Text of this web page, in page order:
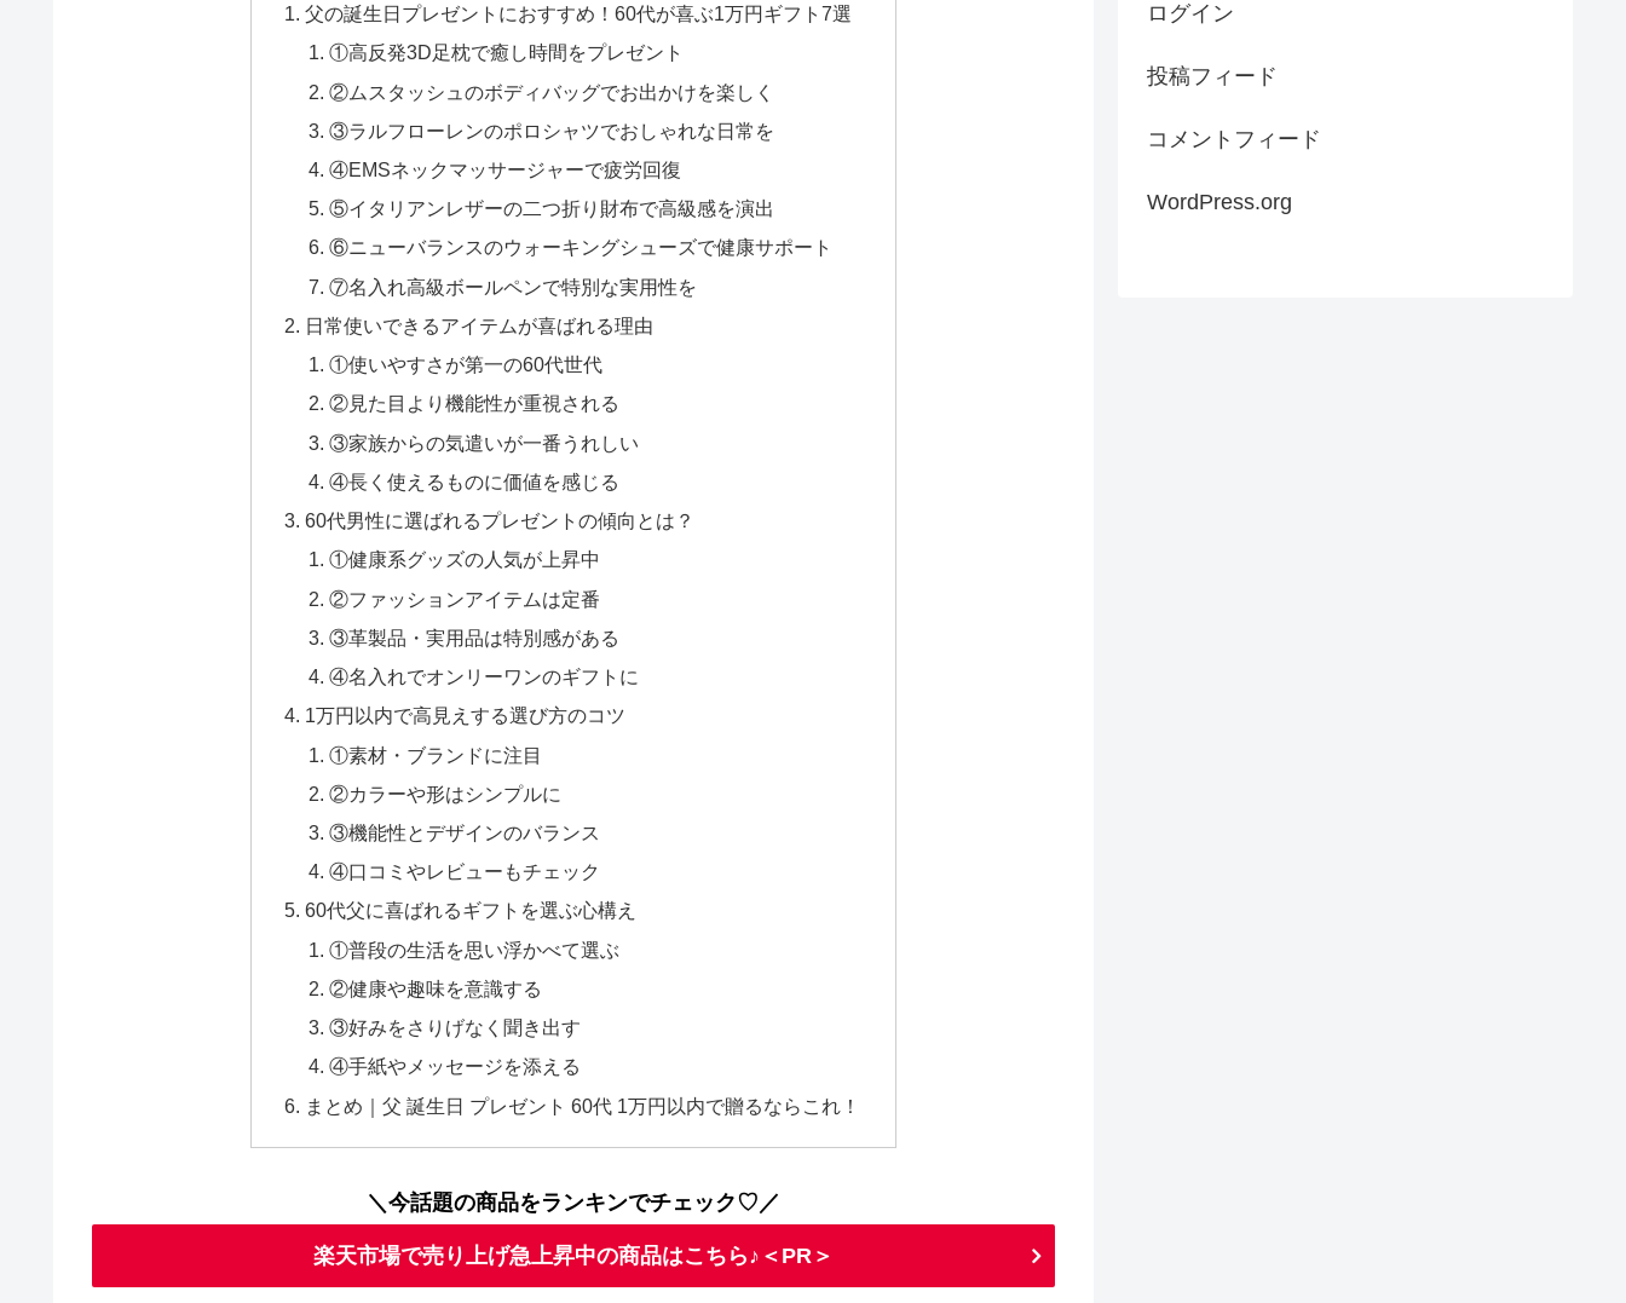
父の誕生日プレゼントにおすすめ！60代が喜ぶ1万円ギフト7選
①高反発3D足枕で癒し時間をプレゼント
②ムスタッシュのボディバッグでお出かけを楽しく
③ラルフローレンのポロシャツでおしゃれな日常を
④EMSネックマッサージャーで疲労回復
⑤イタリアンレザーの二つ折り財布で高級感を演出
⑥ニューバランスのウォーキングシューズで健康サポート
⑦名入れ高級ボールペンで特別な実用性を
日常使いできるアイテムが喜ばれる理由
①使いやすさが第一の60代世代
②見た目より機能性が重視される
③家族からの気遣いが一番うれしい
④長く使えるものに価値を感じる
60代男性に選ばれるプレゼントの傾向とは？
①健康系グッズの人気が上昇中
②ファッションアイテムは定番
③革製品・実用品は特別感がある
④名入れでオンリーワンのギフトに
1万円以内で高見えする選び方のコツ
①素材・ブランドに注目
②カラーや形はシンプルに
③機能性とデザインのバランス
④口コミやレビューもチェック
60代父に喜ばれるギフトを選ぶ心構え
①普段の生活を思い浮かべて選ぶ
②健康や趣味を意識する
③好みをさりげなく聞き出す
④手紙やメッセージを添える
まとめ｜父 誕生日 プレゼント 60代 1万円以内で贈るならこれ！
＼今話題の商品をランキンでチェック♡／
楽天市場で売り上げ急上昇中の商品はこちら♪＜PR＞
ログイン
投稿フィード
コメントフィード
WordPress.org